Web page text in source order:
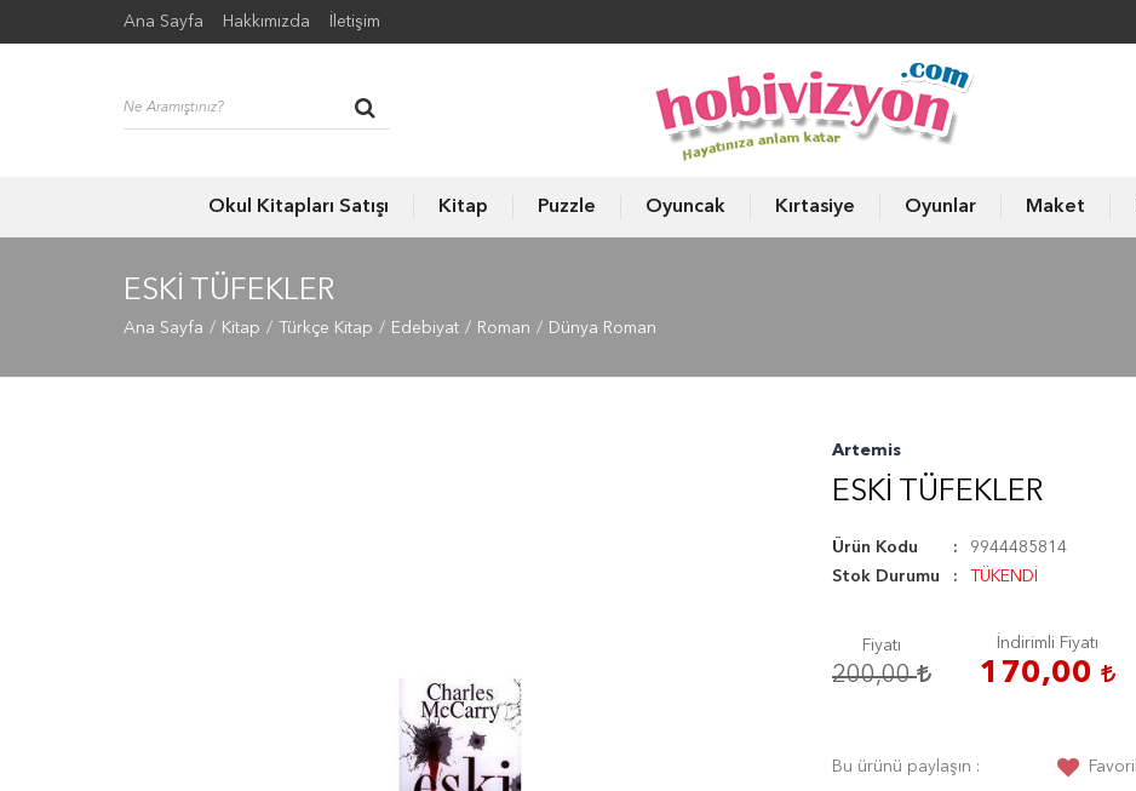
Ana Sayfa Hakkımızda İletişim
Okul Kitapları Satışı Kitap Puzzle Oyuncak Kırtasiye Oyunlar Maket
ESKI TÜFEKLER
Ana Sayfa Kitap Türkçe Kitap Edebiyat Roman Dünya Roman
Artemis
ESKI TÜFEKLER
Ürün Kodu
9944485814
Stok Durumu
TÜKENDİ
Fiyatı
200,00
İndirimli Fiyatı
170,00
Bu ürünü paylaşın :